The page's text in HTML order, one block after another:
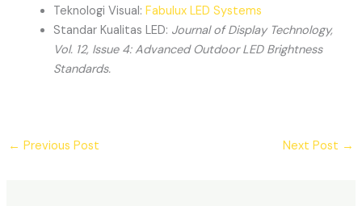
Teknologi Visual:Fabulux LED Systems
Standar Kualitas LED: Journal of Display Technology,
Vol. 12, Issue 4: Advanced Outdoor LED Brightness
Standards.
← Previous Post Next Post →